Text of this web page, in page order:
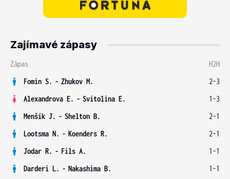
Zajímavé zápasy
Zápas
H2H
Fomin S. - Zhukov M.
2-3
Alexandrova E. - Svitolina E.
1-3
Menšík J. - Shelton B.
2-1
Lootsma N. - Koenders R.
2-1
Jodar R. - Fils A.
1-1
Darderi L. - Nakashima B. 1-1